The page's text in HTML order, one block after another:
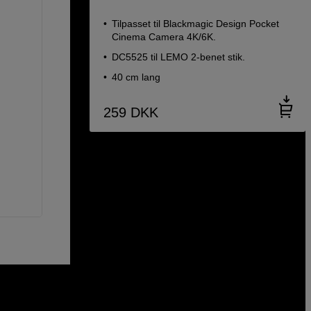
Tilpasset til Blackmagic Design Pocket
Cinema Camera 4K/6K.
DC5525 til LEMO 2-benet stik.
40 cm lang
259 DKK